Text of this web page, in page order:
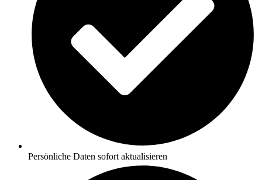
Persönliche Daten sofort aktualisieren